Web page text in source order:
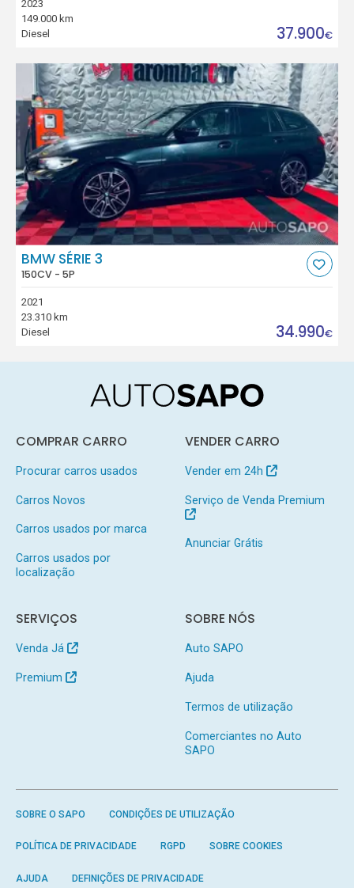
2023
149.000 km
Diesel
37.900€
BMW SÉRIE 3
150CV - 5P
2021
23.310 km
Diesel
34.990€
COMPRAR CARRO
Procurar carros usados
Carros Novos
Carros usados por marca
Carros usados por
localização
VENDER CARRO
Vender em 24h
Serviço de Venda Premium
Anunciar Grátis
SERVIÇOS
Venda Já
Premium
SOBRE NÓS
Auto SAPO
Ajuda
Termos de utilização
Comerciantes no Auto
SAPO
SOBRE O SAPO CONDIÇÕES DE UTILIZAÇÃO
POLÍTICA DE PRIVACIDADE RGPD SOBRE COOKIES
AJUDA DEFINIÇÕES DE PRIVACIDADE